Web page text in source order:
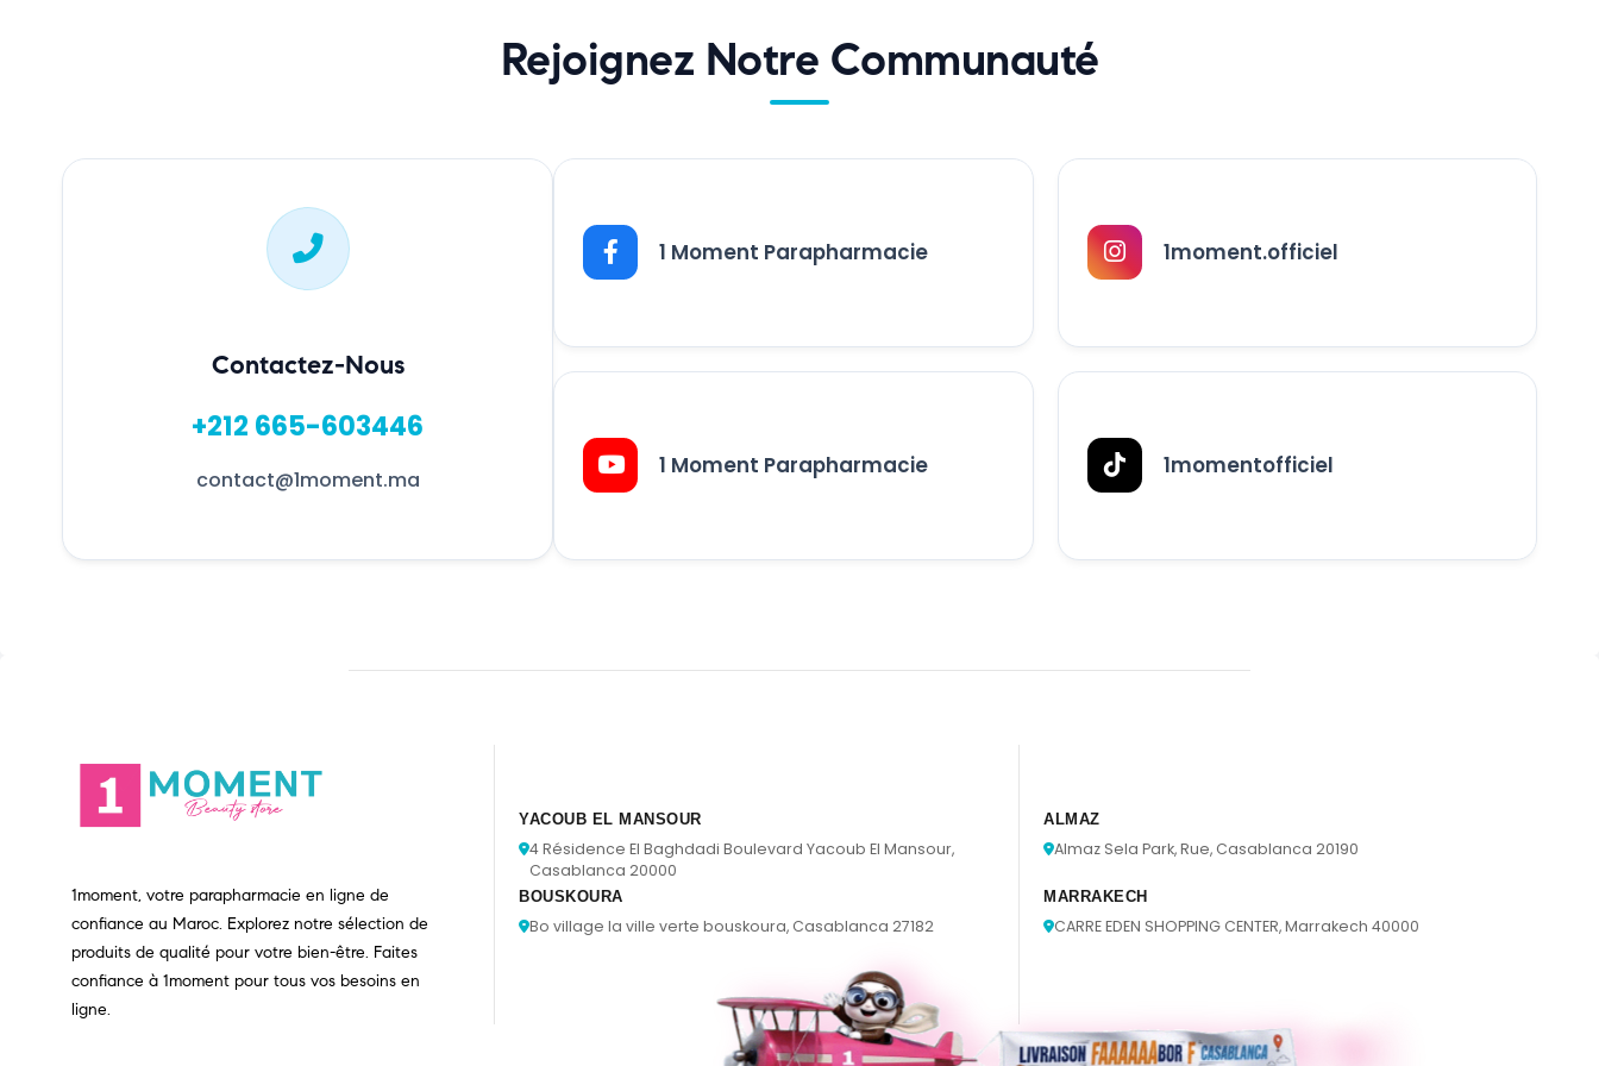
Rejoignez Notre Communauté
Contactez-Nous
+212 665-603446
contact@1moment.ma
1 Moment Parapharmacie 1moment.officiel
1 Moment Parapharmacie 1momentofficiel
1moment, votre parapharmacie en ligne de
confiance au Maroc. Explorez notre sélection de
produits de qualité pour votre bien-être. Faites
confiance à 1moment pour tous vos besoins en
ligne.
YACOUB EL MANSOUR
4 Résidence El Baghdadi Boulevard Yacoub El Mansour,
Casablanca 20000
BOUSKOURA
Bo village la ville verte bouskoura, Casablanca 27182
ALMAZ
Almaz Sela Park, Rue, Casablanca 20190
MARRAKECH
CARRE EDEN SHOPPING CENTER, Marrakech 40000